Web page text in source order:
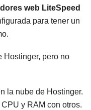
web LiteSpeed
para tener un
Hostinger, pero no
la nube de Hostinger.
y RAM con otros.